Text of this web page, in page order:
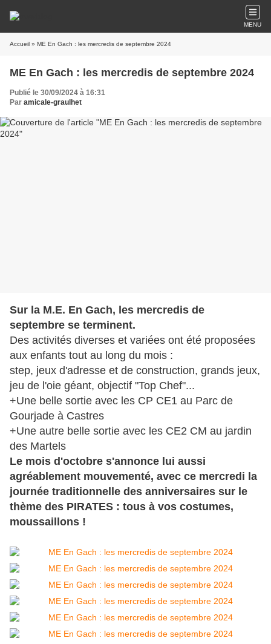
MENU
Accueil » ME En Gach : les mercredis de septembre 2024
ME En Gach : les mercredis de septembre 2024
Publié le 30/09/2024 à 16:31
Par amicale-graulhet
Sur la M.E. En Gach, les mercredis de
septembre se terminent.
Des activités diverses et variées ont été proposées
aux enfants tout au long du mois :
step, jeux d'adresse et de construction, grands jeux,
jeu de l'oie géant, objectif "Top Chef"...
+Une belle sortie avec les CP CE1 au Parc de
Gourjade à Castres
+Une autre belle sortie avec les CE2 CM au jardin
des Martels
Le mois d'octobre s'annonce lui aussi
agréablement mouvementé, avec ce mercredi la
journée traditionnelle des anniversaires sur le
thème des PIRATES : tous à vos costumes,
moussaillons !